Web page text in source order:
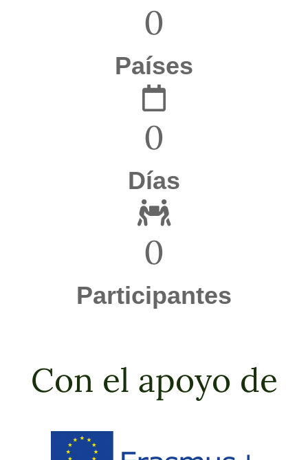
0
Países
0
Días
0
Participantes
Con el apoyo de